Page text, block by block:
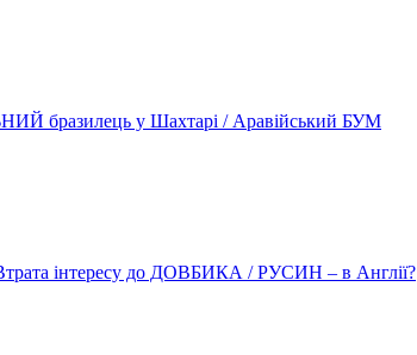
бразилець у Шахтарі / Аравійський БУМ
інтересу до ДОВБИКА / РУСИН – в Англії?